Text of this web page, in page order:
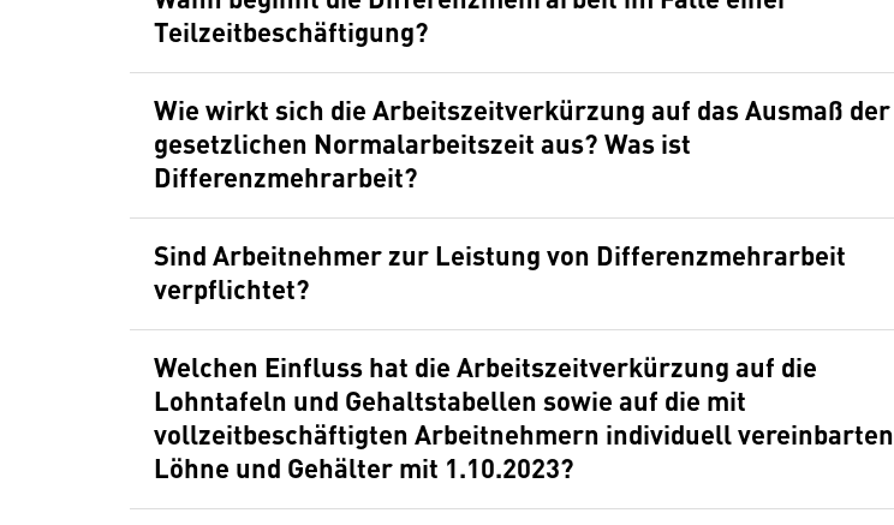
Teilzeitbeschäftigung?
Wie wirkt sich die Arbeitszeitverkürzung auf das Ausmaß der
gesetzlichen Normalarbeitszeit aus? Was ist
Differenzmehrarbeit?
Sind Arbeitnehmer zur Leistung von Differenzmehrarbeit
verpflichtet?
Welchen Einfluss hat die Arbeitszeitverkürzung auf die
Lohntafeln und Gehaltstabellen sowie auf die mit
vollzeitbeschäftigten Arbeitnehmern individuell vereinbarten
Löhne und Gehälter mit 1.10.2023?